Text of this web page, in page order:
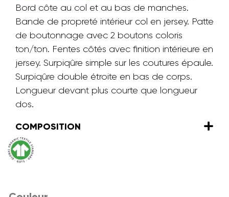
Bord côte au col et au bas de manches.
Bande de propreté intérieur col en jersey. Patte
de boutonnage avec 2 boutons coloris
ton/ton. Fentes côtés avec finition intérieure en
jersey. Surpiqûre simple sur les coutures épaule.
Surpiqûre double étroite en bas de corps.
Longueur devant plus courte que longueur
dos.
COMPOSITION